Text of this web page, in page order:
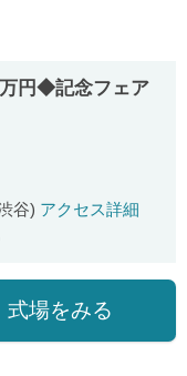
万円◆記念フェア
谷) アクセス詳細
式場をみる